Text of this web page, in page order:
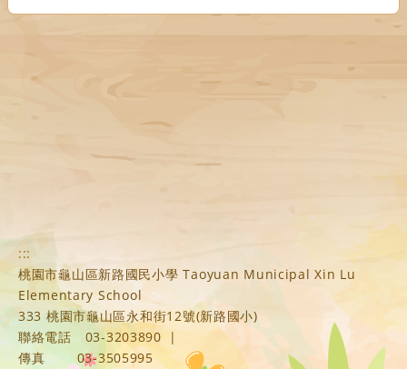
:::
桃園市龜山區新路國民小學 Taoyuan Municipal Xin Lu
Elementary School
333 桃園市龜山區永和街12號(新路國小)
聯絡電話
03-3203890
|
傳真
03-3505995